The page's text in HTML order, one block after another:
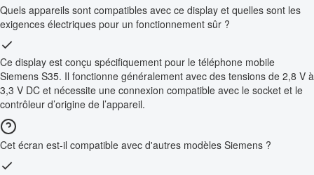
Quels appareils sont compatibles avec ce display et quelles sont les
exigences électriques pour un fonctionnement sûr ?
Ce display est conçu spécifiquement pour le téléphone mobile
Siemens S35. Il fonctionne généralement avec des tensions de 2,8 V à
3,3 V DC et nécessite une connexion compatible avec le socket et le
contrôleur d’origine de l’appareil.
Cet écran est-il compatible avec d'autres modèles Siemens ?